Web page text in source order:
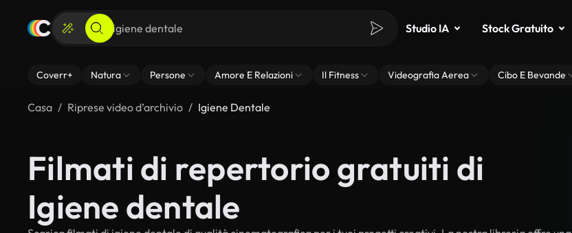
Studio IA Stock Gratuito
Coverr+ Natura Persone Amore E Relazioni Il Fitness Videografia Aerea Cibo E Bevande
Casa Riprese video d’archivio Igiene Dentale
Filmati di repertorio gratuiti di
Igiene dentale